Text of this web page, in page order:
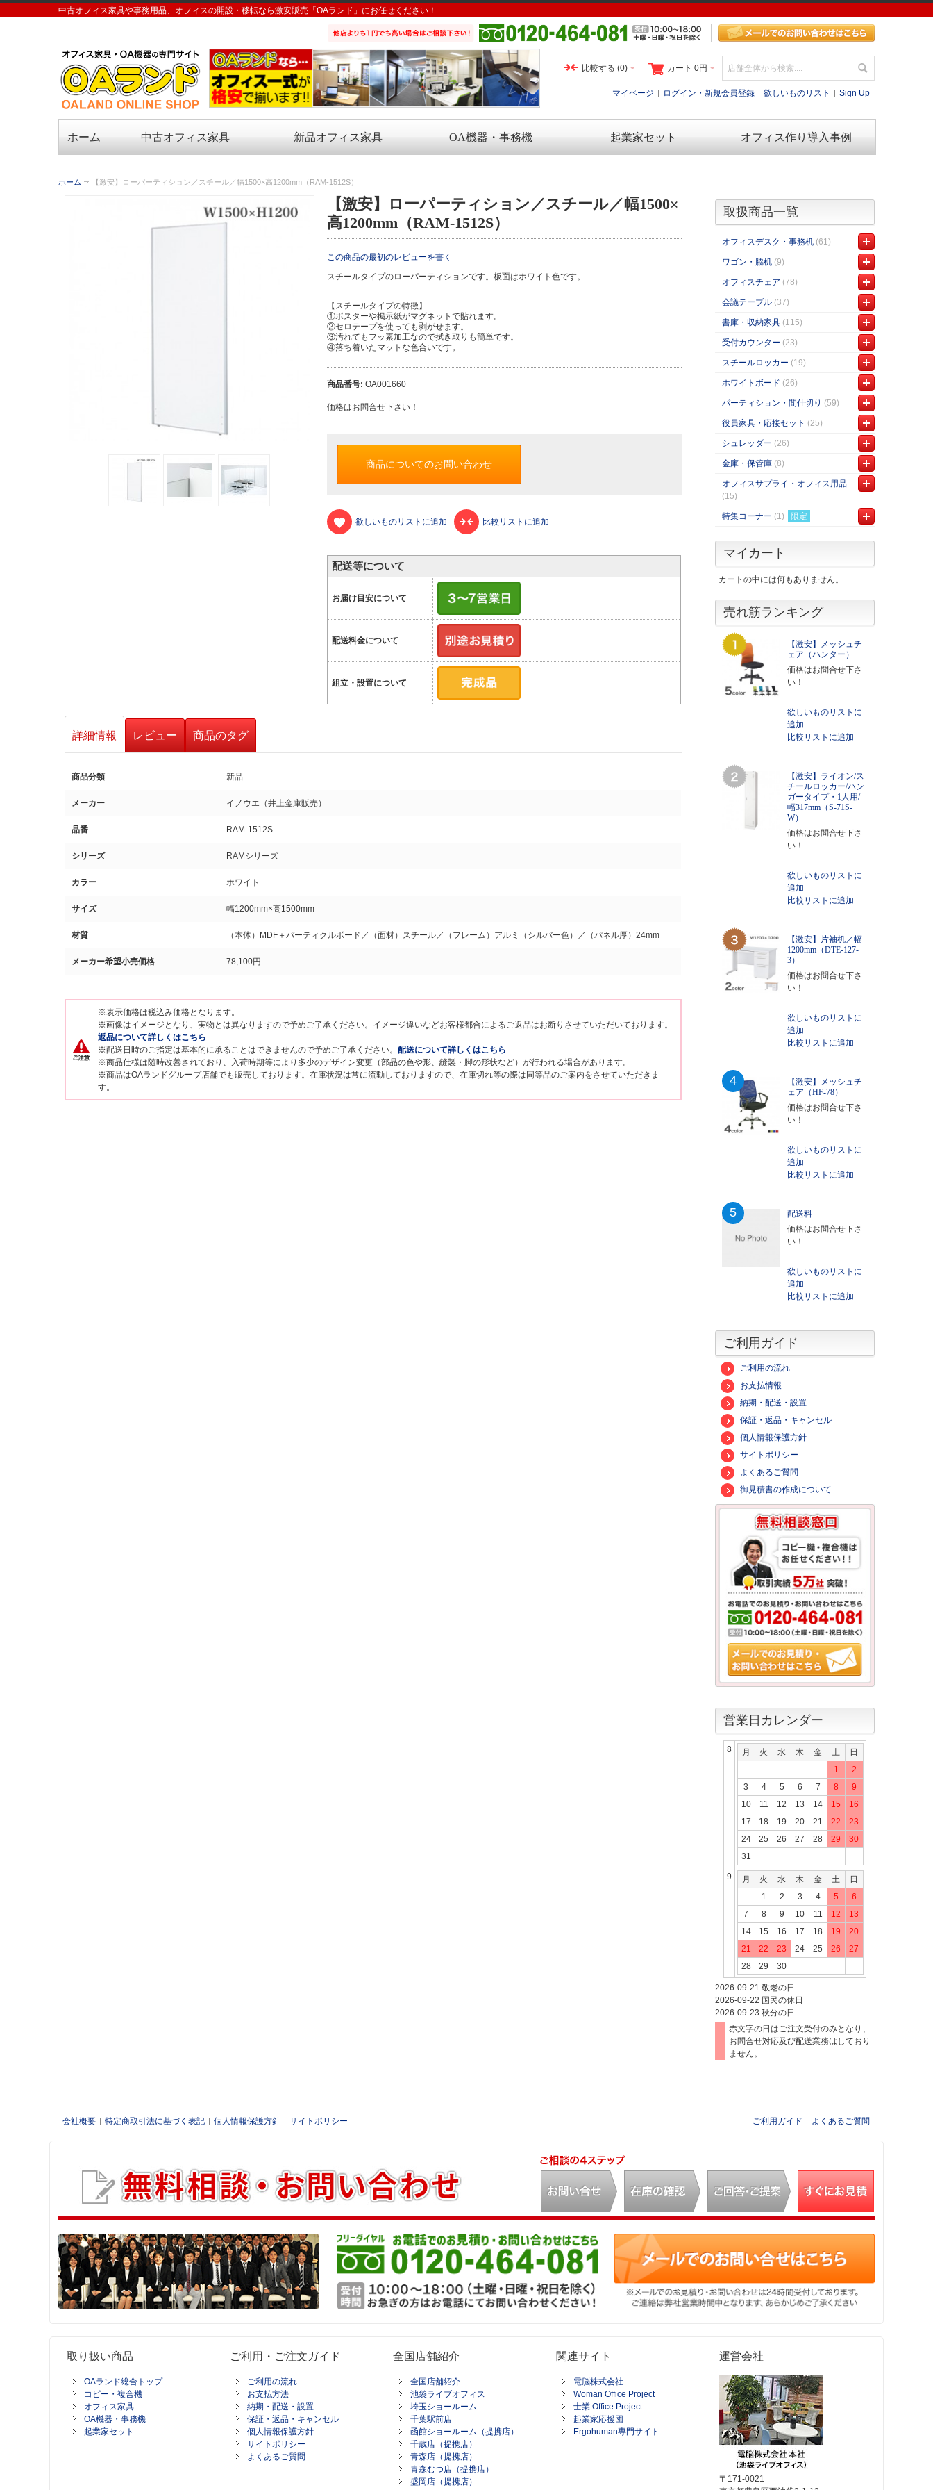
中古オフィス家具や事務用品、オフィスの開設・移転なら激安販売「OAランド」にお任せください！
カート 0円
比較する (0)
マイページ ログイン・新規会員登録 欲しいものリスト Sign Up
ホーム 中古オフィス家具 新品オフィス家具 OA機器・事務機 起業家セット オフィス作り導入事例
ホーム 【激安】ローパーティション／スチール／幅1500×高1200mm（RAM-1512S）
【激安】ローパーティション／スチール／幅1500×
高1200mm（RAM-1512S）
この商品の最初のレビューを書く
スチールタイプのローパーティションです。板面はホワイト色です。
【スチールタイプの特徴】
①ポスターや掲示紙がマグネットで貼れます。
②セロテープを使っても剥がせます。
③汚れてもフッ素加工なので拭き取りも簡単です。
④落ち着いたマットな色合いです。
商品番号: OA001660
価格はお問合せ下さい！
商品についてのお問い合わせ
欲しいものリストに追加 比較リストに追加
配送等について
お届け目安について
配送料金について
組立・設置について
詳細情報 レビュー 商品のタグ
商品分類 新品
メーカー イノウエ（井上金庫販売）
品番 RAM-1512S
シリーズ RAMシリーズ
カラー ホワイト
サイズ 幅1200mm×高1500mm
材質 （本体）MDF＋パーティクルボード／（面材）スチール／（フレーム）アルミ（シルバー色）／（パネル厚）24mm
メーカー希望小売価格 78,100円
※表示価格は税込み価格となります。
※画像はイメージとなり、実物とは異なりますので予めご了承ください。イメージ違いなどお客様都合によるご返品はお断りさせていただいております。
返品について詳しくはこちら
※配送日時のご指定は基本的に承ることはできませんので予めご了承ください。 配送について詳しくはこちら
※商品仕様は随時改善されており、入荷時期等により多少のデザイン変更（部品の色や形、縫製・脚の形状など）が行われる場合があります。
※商品はOAランドグループ店舗でも販売しております。在庫状況は常に流動しておりますので、在庫切れ等の際は同等品のご案内をさせていただきま
す。
取扱商品一覧
オフィスデスク・事務机(61)
ワゴン・脇机(9)
オフィスチェア (78)
会議テーブル(37)
書庫・収納家具(115)
受付カウンター (23)
スチールロッカー (19)
ホワイトボード (26)
パーティション・間仕切り (59)
役員家具・応接セット (25)
シュレッダー (26)
金庫・保管庫(8)
オフィスサプライ・オフィス用品
(15)
特集コーナー (1) 限定
マイカート
カートの中には何もありません。
売れ筋ランキング
【激安】メッシュチ
ェア（ハンター）
価格はお問合せ下さ
い！
欲しいものリストに
追加
比較リストに追加
【激安】ライオン/ス
チールロッカー/ハン
ガータイプ・1人用/
幅317mm（S-71S-
W）
価格はお問合せ下さ
い！
欲しいものリストに
追加
比較リストに追加
【激安】片袖机／幅
1200mm（DTE-127-
3）
価格はお問合せ下さ
い！
欲しいものリストに
追加
比較リストに追加
4
【激安】メッシュチ
ェア（HF-78）
価格はお問合せ下さ
い！
欲しいものリストに
追加
比較リストに追加
5
配送料
価格はお問合せ下さ
い！
欲しいものリストに
追加
比較リストに追加
ご利用ガイド
ご利用の流れ
お支払情報
納期・配送・設置
保証・返品・キャンセル
個人情報保護方針
サイトポリシー
よくあるご質問
御見積書の作成について
営業日カレンダー
8 月 火 水 木 金 土
日
1
2
3
4 5 6 7 8
9
10
11 12 13 14 15
16
17
18 19 20 21 22
23
24
25 26 27 28 29
30
31
9 月 火 水 木 金 土
日
1
2 3 4 5
6
7
8 9 10 11 12
13
14
15 16 17 18 19
20
21
22 23 24 25 26
27
28
29 30
2026-09-21 敬老の日
2026-09-22 国民の休日
2026-09-23 秋分の日
赤文字の日はご注文受付のみとなり、
お問合せ対応及び配送業務はしており
ません。
会社概要 特定商取引法に基づく表記 個人情報保護方針 サイトポリシー ご利用ガイド よくあるご質問
取り扱い商品
OAランド総合トップ
コピー・複合機
オフィス家具
OA機器・事務機
起業家セット
ご利用・ご注文ガイド
ご利用の流れ
お支払方法
納期・配送・設置
保証・返品・キャンセル
個人情報保護方針
サイトポリシー
よくあるご質問
全国店舗紹介
全国店舗紹介
池袋ライブオフィス
埼玉ショールーム
千葉駅前店
函館ショールーム（提携店）
千歳店（提携店）
青森店（提携店）
青森むつ店（提携店）
盛岡店（提携店）
関連サイト
電脳株式会社
Woman Office Project
士業 Office Project
起業家応援団
Ergohuman専門サイト
運営会社
〒171-0021